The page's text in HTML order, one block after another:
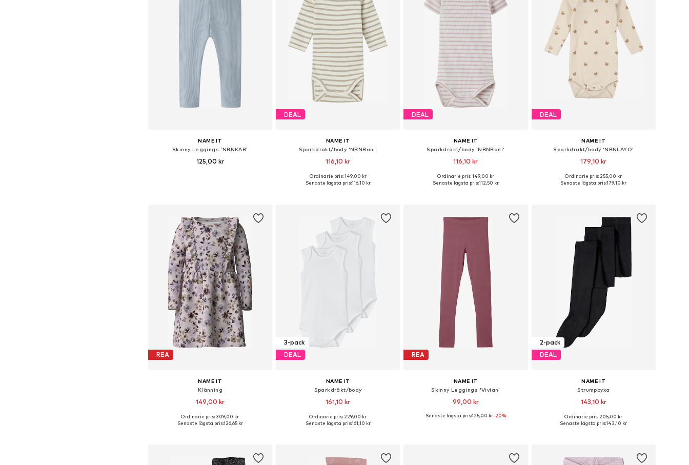
NAME IT
Skinny Leggings 'NBNKAB'
125,00 kr
DEAL
NAME IT
Sparkdräkt/body 'NBNBani'
116,10 kr
+4
Tillgänglig i många storlekar
Ordinarie pris: 149,00 kr
Senaste lägsta pris:116,10 kr
DEAL
NAME IT
Sparkdräkt/body 'NBNBani'
116,10 kr
+2
Tillgänglig i många storlekar
Ordinarie pris: 149,00 kr
Senaste lägsta pris:112,50 kr
DEAL
NAME IT
Sparkdräkt/body 'NBNLAYO'
179,10 kr
Ordinarie pris: 255,00 kr
Senaste lägsta pris:179,10 kr
REA
NAME IT
Klänning
149,00 kr
Tillgänglig i många storlekar
Ordinarie pris: 309,00 kr
Senaste lägsta pris:126,65 kr
3-pack
DEAL
NAME IT
Sparkdräkt/body
161,10 kr
Tillgänglig i många storlekar
Ordinarie pris: 229,00 kr
Senaste lägsta pris:161,10 kr
REA
NAME IT
Skinny Leggings 'Vivian'
99,00 kr
+3
Tillgänglig i många storlekar
Senaste lägsta pris:125,00 kr-20%
2-pack
DEAL
NAME IT
Strumpbyxa
143,10 kr
Tillgänglig i många storlekar
Ordinarie pris: 205,00 kr
Senaste lägsta pris:143,10 kr